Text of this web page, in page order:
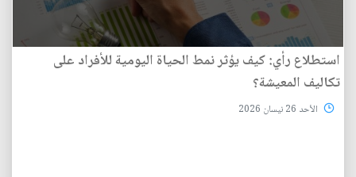
استطلاع رأي: كيف يؤثر نمط الحياة اليومية للأفراد على
تكاليف المعيشة؟
الأحد 26 نيسان 2026